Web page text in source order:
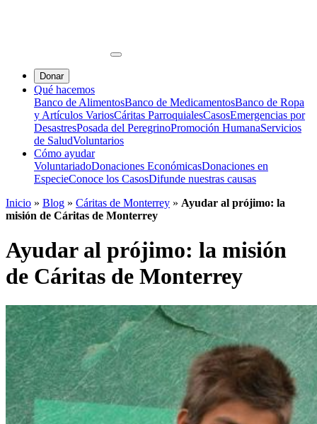
Donar
Qué hacemos
Banco de AlimentosBanco de MedicamentosBanco de Ropa
y Artículos VariosCáritas ParroquialesCasosEmergencias por
DesastresPosada del PeregrinoPromoción HumanaServicios
de SaludVoluntarios
Cómo ayudar
VoluntariadoDonaciones EconómicasDonaciones en
EspecieConoce los CasosDifunde nuestras causas
Inicio » Blog » Cáritas de Monterrey » Ayudar al prójimo: la
misión de Cáritas de Monterrey
Ayudar al prójimo: la misión
de Cáritas de Monterrey